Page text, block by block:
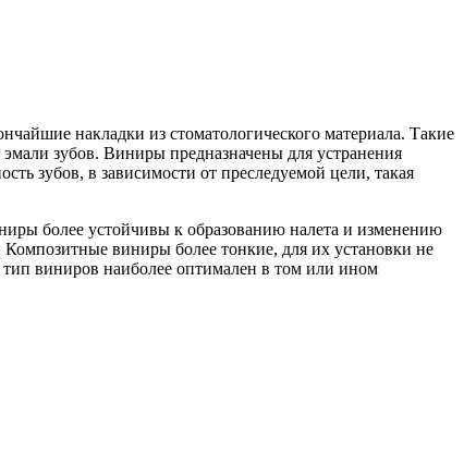
накладки из стоматологического материала. Такие
эмали зубов. Виниры предназначены для устранения
зубов, в зависимости от преследуемой цели, такая
более устойчивы к образованию налета и изменению
виниры более тонкие, для их установки не
тип виниров наиболее оптимален в том или ином